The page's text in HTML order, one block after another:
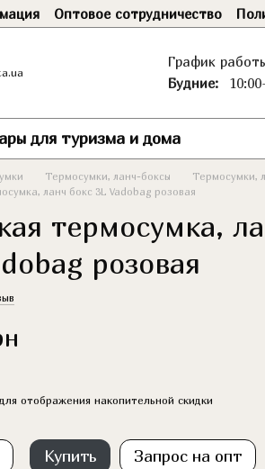
Оптовое сотрудничество
График
Будние:
для туризма и дома
Термосумки, ланч-боксы
Термосумки,
ланч бокс 3L Vadobag розовая
термосумка,
розовая
для отображения накопительной скидки
Купить Запрос на опт